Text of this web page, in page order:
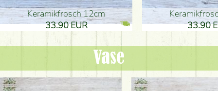
Keramikfrosch 12cm
33.90 EUR
33.90
Vase